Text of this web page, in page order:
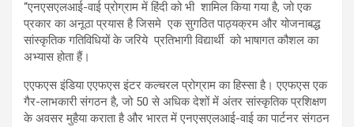
‘‘एनएसएलआई-वाई प्रोग्राम में हिंदी को भी शामिल किया गया है, जो एक
प्रकार का अनूठा प्रयास है जिसमे एक सुगठित पाठ्यक्रम और योजनाबद्ध
सांस्कृतिक गतिविधियों के जरिये प्रतिभागी विद्यार्थी को भाषागत कौशल का
अभ्यास होता हैं।
एएफएस इंडिया एएफएस इंटर कल्चरल प्रोग्राम का हिस्सा है। एएफएस एक
गैर-लाभकारी संगठन है, जो 50 से अधिक देशों में अंतर सांस्कृतिक प्रशिक्षण
के अवसर मुहैया कराता है और भारत में एनएसएलआई-वाई का पार्टनर संगठन